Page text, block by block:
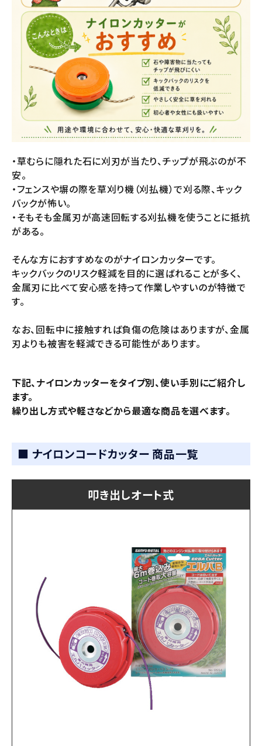
・草むらに隠れた石に刈刃が当たり、チップが飛ぶのが不
安。
・フェンスや塀の際を草刈り機（刈払機）で刈る際、キック
バックが怖い。
・そもそも金属刃が高速回転する刈払機を使うことに抵抗
がある。
そんな方におすすめなのがナイロンカッターです。
キックバックのリスク軽減を目的に選ばれることが多く、
金属刃に比べて安心感を持って作業しやすいのが特徴で
す。
なお、回転中に接触すれば負傷の危険はありますが、金属
刃よりも被害を軽減できる可能性があります。
下記、ナイロンカッターをタイプ別、使い手別にご紹介し
ます。
繰り出し方式や軽さなどから最適な商品を選べます。
■ ナイロンコードカッター 商品一覧
叩き出しオート式